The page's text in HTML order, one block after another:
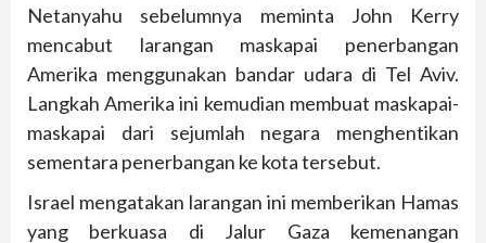
Netanyahu sebelumnya meminta John Kerry
mencabut larangan maskapai penerbangan
Amerika menggunakan bandar udara di Tel Aviv.
Langkah Amerika ini kemudian membuat maskapai-
maskapai dari sejumlah negara menghentikan
sementara penerbangan ke kota tersebut.
Israel mengatakan larangan ini memberikan Hamas
yang berkuasa di Jalur Gaza kemenangan